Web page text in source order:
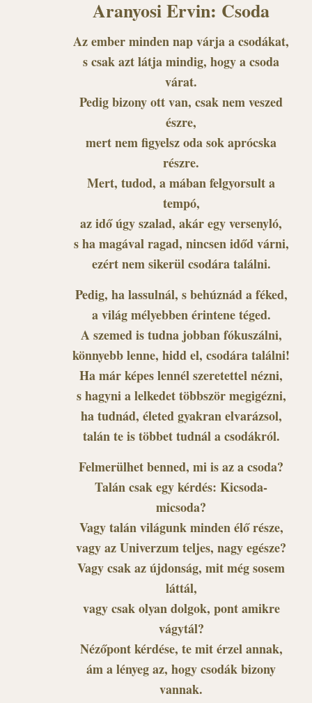
Aranyosi Ervin: Csoda
Az ember minden nap várja a csodákat,
s csak azt látja mindig, hogy a csoda
várat.
Pedig bizony ott van, csak nem veszed
észre,
mert nem figyelsz oda sok aprócska
részre.
Mert, tudod, a mában felgyorsult a
tempó,
az idő úgy szalad, akár egy versenyló,
s ha magával ragad, nincsen időd várni,
ezért nem sikerül csodára találni.
Pedig, ha lassulnál, s behúznád a féked,
a világ mélyebben érintene téged.
A szemed is tudna jobban fókuszálni,
könnyebb lenne, hidd el, csodára találni!
Ha már képes lennél szeretettel nézni,
s hagyni a lelkedet többször megigézni,
ha tudnád, életed gyakran elvarázsol,
talán te is többet tudnál a csodákról.
Felmerülhet benned, mi is az a csoda?
Talán csak egy kérdés: Kicsoda-
micsoda?
Vagy talán világunk minden élő része,
vagy az Univerzum teljes, nagy egésze?
Vagy csak az újdonság, mit még sosem
láttál,
vagy csak olyan dolgok, pont amikre
vágytál?
Nézőpont kérdése, te mit érzel annak,
ám a lényeg az, hogy csodák bizony
vannak.